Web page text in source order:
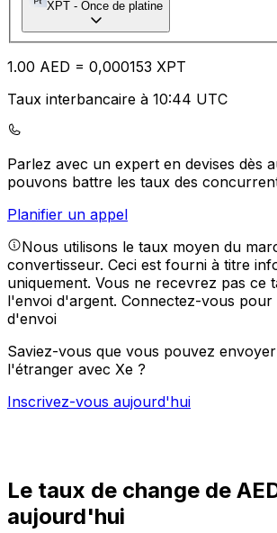
XPT - Once de platine
1.00 AED = 0,000153 XPT
Taux interbancaire à 10:44 UTC
Parlez avec un expert en devises dès
pouvons battre les taux des
Planifier un appel
Nous utilisons le taux moyen du
convertisseur. Ceci est fourni à titre
uniquement. Vous ne recevrez pas ce
l'envoi d'argent. Connectez-vous pour
d'envoi
Saviez-vous que vous pouvez
l'étranger avec Xe ?
Inscrivez-vous aujourd'hui
Le taux de change de
aujourd'hui